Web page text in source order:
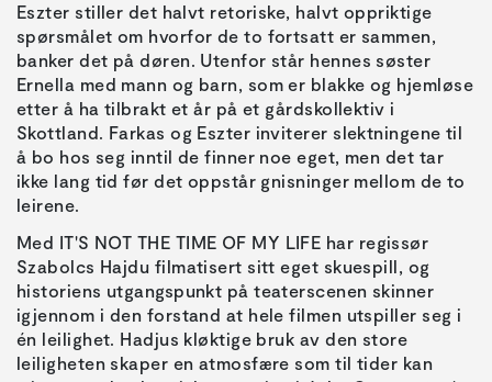
Eszter stiller det halvt retoriske, halvt oppriktige
spørsmålet om hvorfor de to fortsatt er sammen,
banker det på døren. Utenfor står hennes søster
Ernella med mann og barn, som er blakke og hjemløse
etter å ha tilbrakt et år på et gårdskollektiv i
Skottland. Farkas og Eszter inviterer slektningene til
å bo hos seg inntil de finner noe eget, men det tar
ikke lang tid før det oppstår gnisninger mellom de to
leirene.
Med IT'S NOT THE TIME OF MY LIFE har regissør
Szabolcs Hajdu filmatisert sitt eget skuespill, og
historiens utgangspunkt på teaterscenen skinner
igjennom i den forstand at hele filmen utspiller seg i
én leilighet. Hadjus kløktige bruk av den store
leiligheten skaper en atmosfære som til tider kan